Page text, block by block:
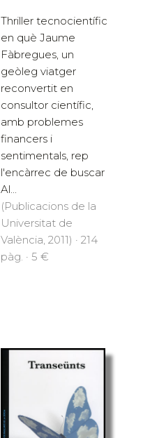
Thriller tecnocientífic
en què Jaume
Fàbregues, un
geòleg viatger
reconvertit en
consultor científic,
amb problemes
financers i
sentimentals, rep
l'encàrrec de buscar
Al...
(Publicacions de la
Universitat de
València, 2011) · 214
pàg. · 5 €